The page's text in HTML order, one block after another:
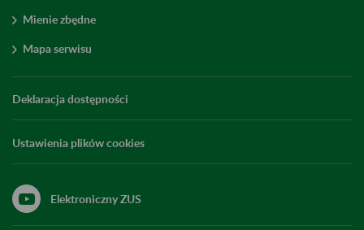
Mienie zbędne
Mapa serwisu
Deklaracja dostępności
Ustawienia plików cookies
Elektroniczny ZUS